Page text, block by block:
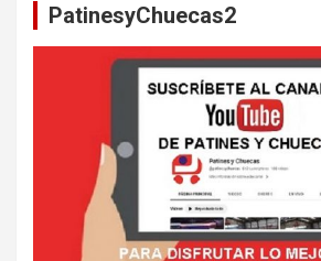
PatinesyChuecas2